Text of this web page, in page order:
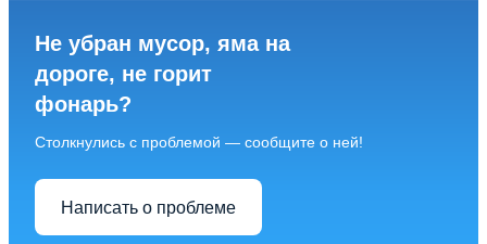
Не убран мусор, яма на
дороге, не горит
фонарь?
Столкнулись с проблемой — сообщите о ней!
Написать о проблеме